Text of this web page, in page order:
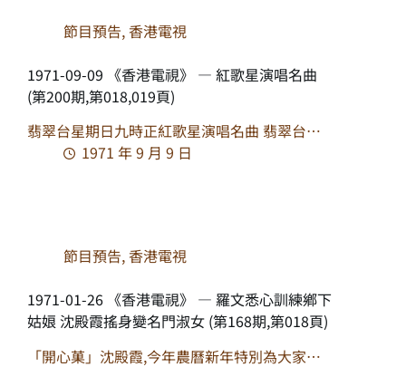
節目預告,香港電視
1971-09-09 《香港電視》 — 紅歌星演唱名曲
(第200期,第018,019頁)
翡翠台星期日九時正紅歌星演唱名曲 翡翠台…
1971 年 9 月 9 日
節目預告,香港電視
1971-01-26 《香港電視》 — 羅文悉心訓練鄉下
姑娘 沈殿霞搖身變名門淑女 (第168期,第018頁)
「開心菓」沈殿霞,今年農曆新年特別為大家…